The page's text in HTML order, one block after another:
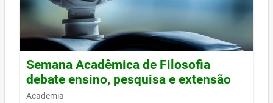
Semana Acadêmica de Filosofia
debate ensino, pesquisa e extensão
Academia